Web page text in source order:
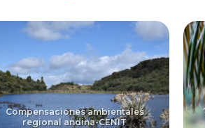
Compensaciones ambientales
regional andina-CENIT